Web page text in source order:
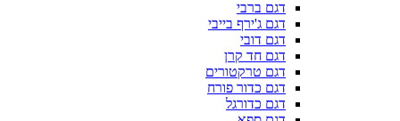
דגם ברבי
דגם ג'ירף בייבי
דגם דובי
דגם חד קרן
דגם טרקטורים
דגם כדור פורח
דגם כדורגל